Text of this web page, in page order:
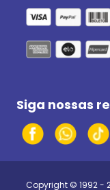
Siga nossas
Copyright © 1992 -